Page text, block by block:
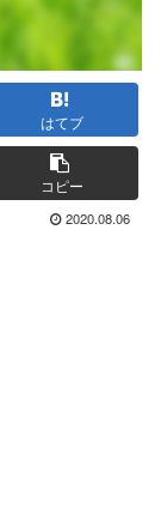
はてブ
コピー
2020.08.06